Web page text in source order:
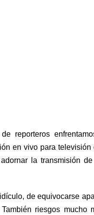
reporteros
en vivo para
la transmisión
de equivocarse
riesgos